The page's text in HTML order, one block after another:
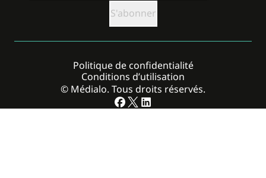
© Médialo. Tous droits réservés.
Politique de confidentialité
Conditions d’utilisation